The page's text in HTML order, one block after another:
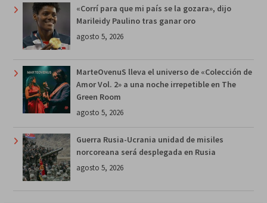
«Corrí para que mi país se la gozara», dijo
Marileidy Paulino tras ganar oro
agosto 5, 2026
MarteOvenuS lleva el universo de «Colección de
Amor Vol. 2» a una noche irrepetible en The
Green Room
agosto 5, 2026
Guerra Rusia-Ucrania unidad de misiles
norcoreana será desplegada en Rusia
agosto 5, 2026